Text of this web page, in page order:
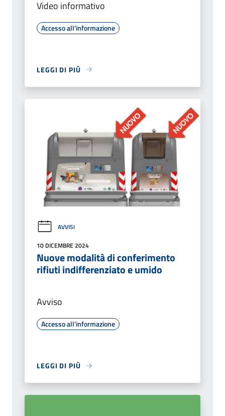
Video informativo
Accesso all'informazione
LEGGI DI PIÙ
AVVISI
10 DICEMBRE 2024
Nuove modalità di conferimento
rifiuti indifferenziato e umido
Avviso
Accesso all'informazione
LEGGI DI PIÙ